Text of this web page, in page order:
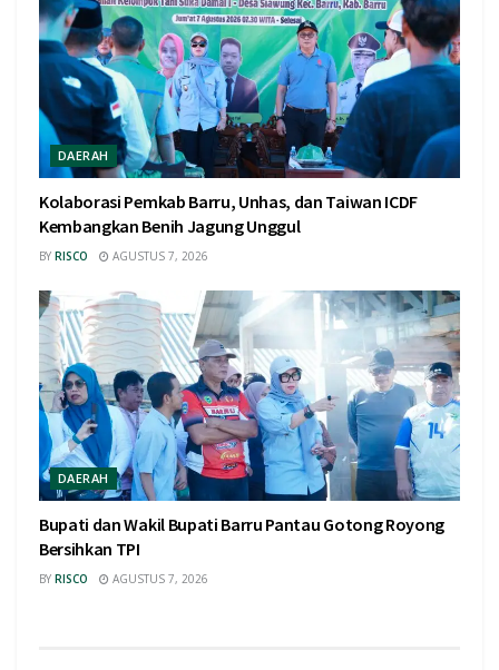
DAERAH
Kolaborasi Pemkab Barru, Unhas, dan Taiwan ICDF
Kembangkan Benih Jagung Unggul
BY RISCO AGUSTUS 7, 2026
DAERAH
Bupati dan Wakil Bupati Barru Pantau Gotong Royong
Bersihkan TPI
BY RISCO AGUSTUS 7, 2026